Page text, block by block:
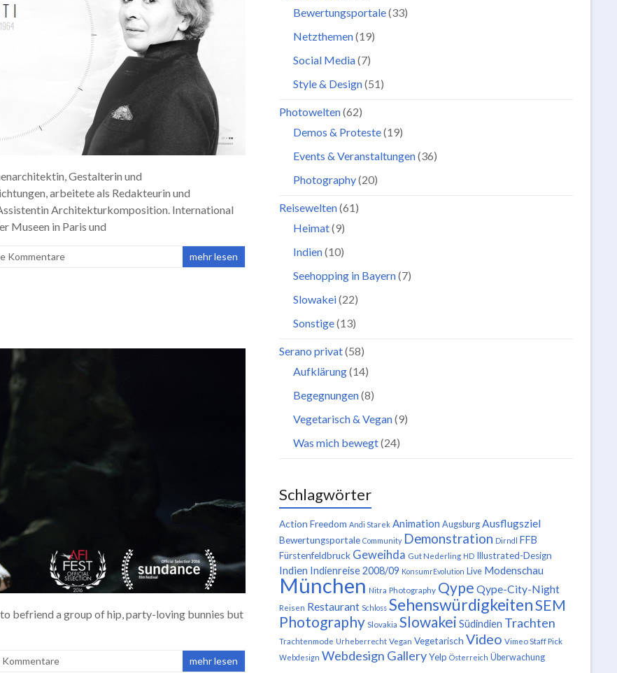
Gestalterin und
arbeitete als Redakteurin und
Architekturkomposition. International
Museen in Paris und
Kommentare mehr lesen
befriend a group of hip, party-loving bunnies but
Kommentare mehr lesen
Bewertungsportale(33)
Netzthemen(19)
Social Media(7)
Style & Design(51)
Photowelten(62)
Demos & Proteste(19)
Events & Veranstaltungen(36)
Photography(20)
Reisewelten(61)
Heimat(9)
Indien(10)
Seehopping in Bayern(7)
Slowakei(22)
Sonstige(13)
Serano privat(58)
Aufklärung(14)
Begegnungen(8)
Vegetarisch & Vegan(9)
Was mich bewegt(24)
Schlagwörter
Action Freedom Andi Starek Animation Augsburg Ausflugsziel
Bewertungsportale Community Demonstration Dirndl FFB
Fürstenfeldbruck Geweihda Gut Nederling HD Illustrated-Design
Indien Indienreise 2008/09 KonsumrEvolution Live Modenschau
München Nitra Photography Qype Qype-City-Night
Reisen Restaurant Schloss SehenswürdigkeitenSEM
Photography Slovakia Slowakei Südindien Trachten
Trachtenmode Urheberrecht Vegan Vegetarisch Video Vimeo Staff Pick
Webdesign Webdesign GalleryYelp Österreich Überwachung